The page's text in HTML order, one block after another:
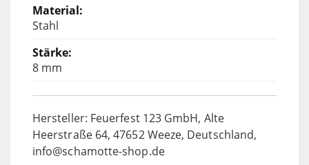
Stahl
8 mm
Hersteller: Feuerfest 123 GmbH, Alte
Heerstraße 64, 47652 Weeze, Deutschland,
info@schamotte-shop.de